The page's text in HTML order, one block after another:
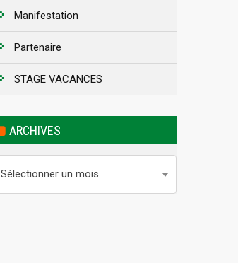
Manifestation
Partenaire
STAGE VACANCES
ARCHIVES
Sélectionner un mois